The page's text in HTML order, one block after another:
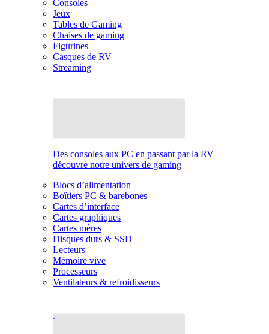
Consoles
Jeux
Tables de Gaming
Chaises de gaming
Figurines
Casques de RV
Streaming
Des consoles aux PC en passant par la RV –
découvre notre univers de gaming
Blocs d’alimentation
Boîtiers PC & barebones
Cartes d’interface
Cartes graphiques
Cartes mères
Disques durs & SSD
Lecteurs
Mémoire vive
Processeurs
Ventilateurs & refroidisseurs